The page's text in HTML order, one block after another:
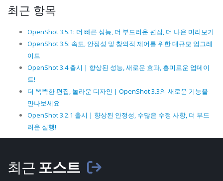
최근 항목
OpenShot 3.5.1: 더 빠른 성능, 더 부드러운 편집, 더 나은 미리보기
OpenShot 3.5: 속도, 안정성 및 창의적 제어를 위한 대규모 업그레
이드
OpenShot 3.4 출시 | 향상된 성능, 새로운 효과, 흥미로운 업데이
트!
더 똑똑한 편집, 놀라운 디자인 | OpenShot 3.3의 새로운 기능을
만나보세요
OpenShot 3.2.1 출시 | 향상된 안정성, 수많은 수정 사항, 더 부드
러운 실행!
최근 포스트